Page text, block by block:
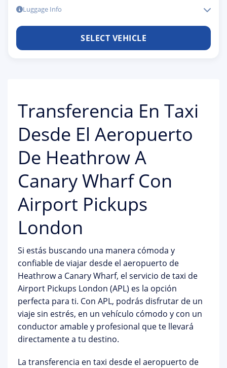
Luggage Info
SELECT VEHICLE
Transferencia En Taxi
Desde El Aeropuerto
De Heathrow A
Canary Wharf Con
Airport Pickups
London
Si estás buscando una manera cómoda y
confiable de viajar desde el aeropuerto de
Heathrow a Canary Wharf, el servicio de taxi de
Airport Pickups London (APL) es la opción
perfecta para ti. Con APL, podrás disfrutar de un
viaje sin estrés, en un vehículo cómodo y con un
conductor amable y profesional que te llevará
directamente a tu destino.
La transferencia en taxi desde el aeropuerto de